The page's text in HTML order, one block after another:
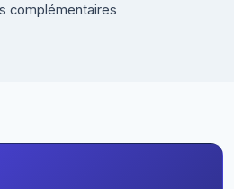
complémentaires